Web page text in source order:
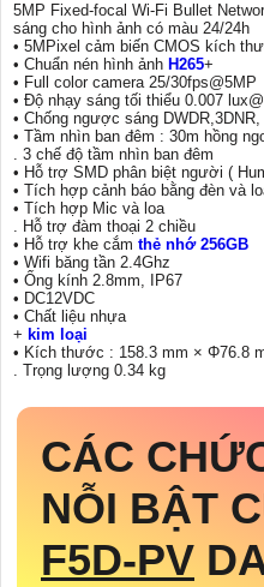
5MP Fixed-focal Wi-Fi Bullet
sáng cho hình ảnh có màu 24/24h
• 5MPixel cảm biến CMOS kích
• Chuẩn nén hình ảnh H265+
• Full color camera 25/30fps@5MP
• Độ nhạy sáng tối thiểu 0.007
• Chống ngược sáng DWDR,3DNR,
• Tầm nhìn ban đêm : 30m hồng
. 3 chế độ tầm nhìn ban đêm
• Hỗ trợ SMD phân biệt người (
• Tích hợp cảnh báo bằng đèn và
• Tích hợp Mic và loa
. Hỗ trợ đàm thoại 2 chiều
• Hỗ trợ khe cắm thẻ nhớ 256GB
• Wifi băng tần 2.4Ghz
• Ống kính 2.8mm, IP67
• DC12VDC
• Chất liệu nhựa
+ kim loại
• Kích thước : 158.3 mm × Φ76.8
. Trọng lượng 0.34 kg
CÁC
NỖI BẬT
F5D-PV